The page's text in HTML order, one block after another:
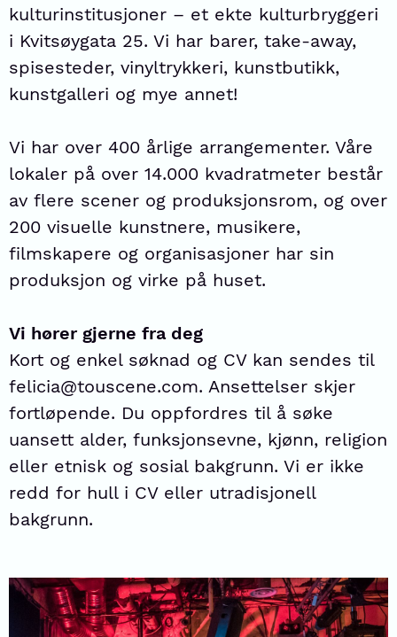
kulturinstitusjoner – et ekte kulturbryggeri
i Kvitsøygata 25. Vi har barer, take-away,
spisesteder, vinyltrykkeri, kunstbutikk,
kunstgalleri og mye annet!
Vi har over 400 årlige arrangementer. Våre
lokaler på over 14.000 kvadratmeter består
av flere scener og produksjonsrom, og over
200 visuelle kunstnere, musikere,
filmskapere og organisasjoner har sin
produksjon og virke på huset.
Vi hører gjerne fra deg
Kort og enkel søknad og CV kan sendes til
felicia@touscene.com. Ansettelser skjer
fortløpende. Du oppfordres til å søke
uansett alder, funksjonsevne, kjønn, religion
eller etnisk og sosial bakgrunn. Vi er ikke
redd for hull i CV eller utradisjonell
bakgrunn.